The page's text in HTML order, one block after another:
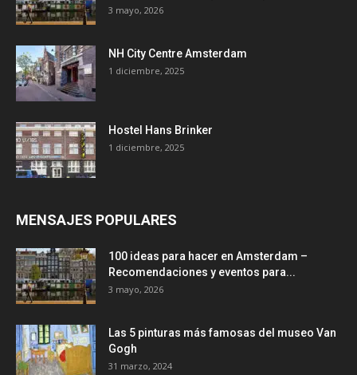
3 mayo, 2026
NH City Centre Amsterdam
1 diciembre, 2025
Hostel Hans Brinker
1 diciembre, 2025
MENSAJES POPULARES
100 ideas para hacer en Amsterdam –
Recomendaciones y eventos para...
3 mayo, 2026
Las 5 pinturas más famosas del museo Van
Gogh
31 marzo, 2024